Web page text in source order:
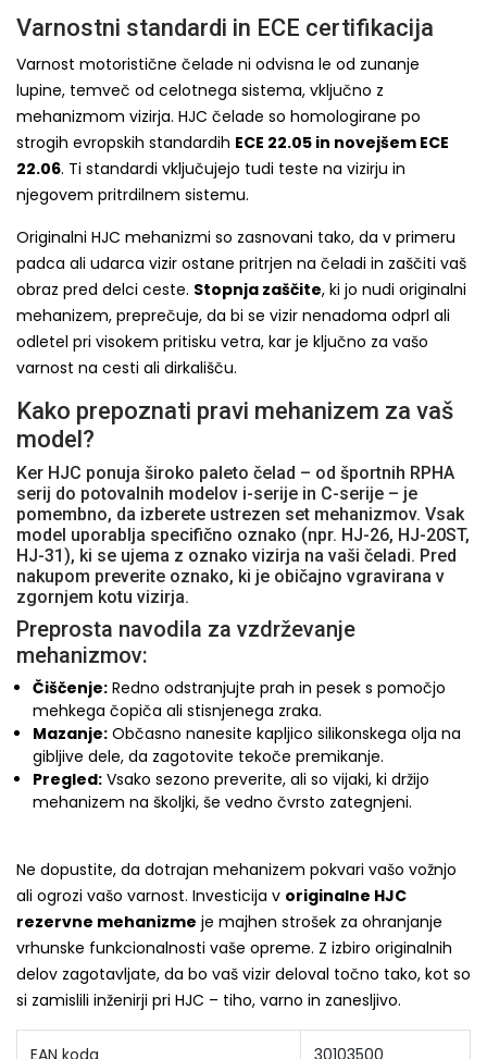
Varnostni standardi in ECE certifikacija
Varnost motoristične čelade ni odvisna le od zunanje
lupine, temveč od celotnega sistema, vključno z
mehanizmom vizirja. HJC čelade so homologirane po
strogih evropskih standardih ECE 22.05 in novejšem ECE
22.06. Ti standardi vključujejo tudi teste na vizirju in
njegovem pritrdilnem sistemu.
Originalni HJC mehanizmi so zasnovani tako, da v primeru
padca ali udarca vizir ostane pritrjen na čeladi in zaščiti vaš
obraz pred delci ceste. Stopnja zaščite, ki jo nudi originalni
mehanizem, preprečuje, da bi se vizir nenadoma odprl ali
odletel pri visokem pritisku vetra, kar je ključno za vašo
varnost na cesti ali dirkališču.
Kako prepoznati pravi mehanizem za vaš
model?
Ker HJC ponuja široko paleto čelad – od športnih RPHA
serij do potovalnih modelov i-serije in C-serije – je
pomembno, da izberete ustrezen set mehanizmov. Vsak
model uporablja specifično oznako (npr. HJ-26, HJ-20ST,
HJ-31), ki se ujema z oznako vizirja na vaši čeladi. Pred
nakupom preverite oznako, ki je običajno vgravirana v
zgornjem kotu vizirja.
Preprosta navodila za vzdrževanje
mehanizmov:
Čiščenje: Redno odstranjujte prah in pesek s pomočjo
mehkega čopiča ali stisnjenega zraka.
Mazanje: Občasno nanesite kapljico silikonskega olja na
gibljive dele, da zagotovite tekoče premikanje.
Pregled: Vsako sezono preverite, ali so vijaki, ki držijo
mehanizem na školjki, še vedno čvrsto zategnjeni.
Ne dopustite, da dotrajan mehanizem pokvari vašo vožnjo
ali ogrozi vašo varnost. Investicija v originalne HJC
rezervne mehanizme je majhen strošek za ohranjanje
vrhunske funkcionalnosti vaše opreme. Z izbiro originalnih
delov zagotavljate, da bo vaš vizir deloval točno tako, kot so
si zamislili inženirji pri HJC – tiho, varno in zanesljivo.
EAN koda 30103500